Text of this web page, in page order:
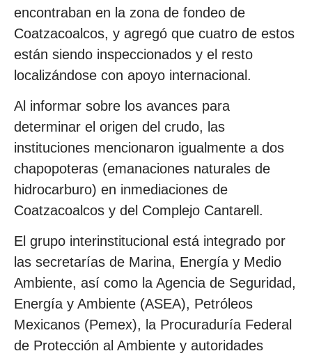
encontraban en la zona de fondeo de
Coatzacoalcos, y agregó que cuatro de estos
están siendo inspeccionados y el resto
localizándose con apoyo internacional.
Al informar sobre los avances para
determinar el origen del crudo, las
instituciones mencionaron igualmente a dos
chapopoteras (emanaciones naturales de
hidrocarburo) en inmediaciones de
Coatzacoalcos y del Complejo Cantarell.
El grupo interinstitucional está integrado por
las secretarías de Marina, Energía y Medio
Ambiente, así como la Agencia de Seguridad,
Energía y Ambiente (ASEA), Petróleos
Mexicanos (Pemex), la Procuraduría Federal
de Protección al Ambiente y autoridades